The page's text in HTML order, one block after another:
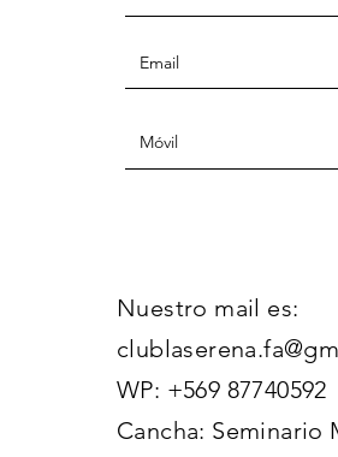
Nuestro mail es:
WP: +569 87740592
Cancha: Seminario